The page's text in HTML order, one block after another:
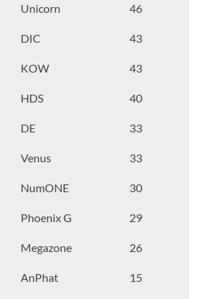
Unicorn 46
DIC 43
KOW 43
HDS 40
DE 33
Venus 33
NumONE 30
Phoenix G 29
Megazone 26
AnPhat 15